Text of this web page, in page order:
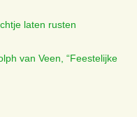
laten rusten
van Veen, “Feestelijke